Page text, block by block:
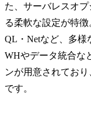
た、サーバレスオ
る柔軟な設定が特徴
QL・Netなど、多様
WHやデータ統合な
ンが用意されてお
です。